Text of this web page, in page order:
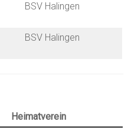
BSV Halingen
BSV Halingen
Heimatverein